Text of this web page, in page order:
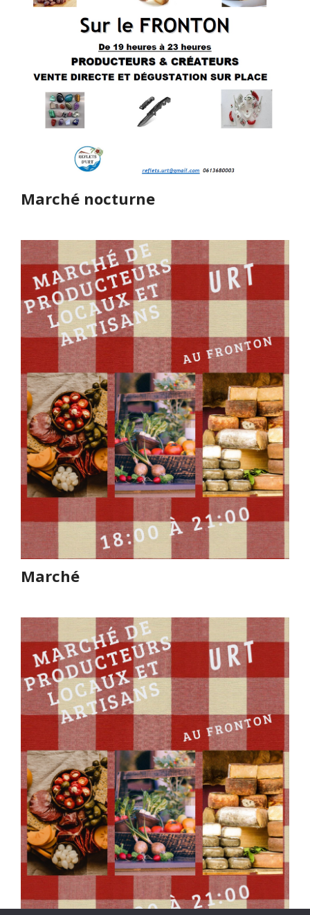
Marché nocturne
Marché